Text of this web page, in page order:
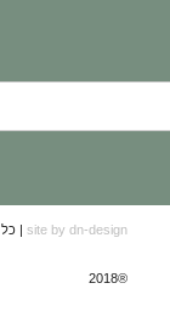
site by dn-design| כל
®2018